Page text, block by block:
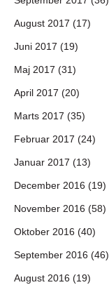
August 2017 (17)
Juni 2017 (19)
Maj 2017 (31)
April 2017 (20)
Marts 2017 (35)
Februar 2017 (24)
Januar 2017 (13)
December 2016 (19)
November 2016 (58)
Oktober 2016 (40)
September 2016 (46)
August 2016 (19)